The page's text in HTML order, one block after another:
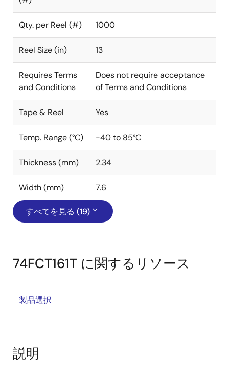
Qty. per Reel (#) 1000
Reel Size (in) 13
Requires Terms
and Conditions
Does not require acceptance
of Terms and Conditions
Tape & Reel Yes
Temp. Range (°C) -40 to 85°C
Thickness (mm) 2.34
Width (mm) 7.6
すべてを見る (19)
74FCT161T に関するリソース
製品選択
説明